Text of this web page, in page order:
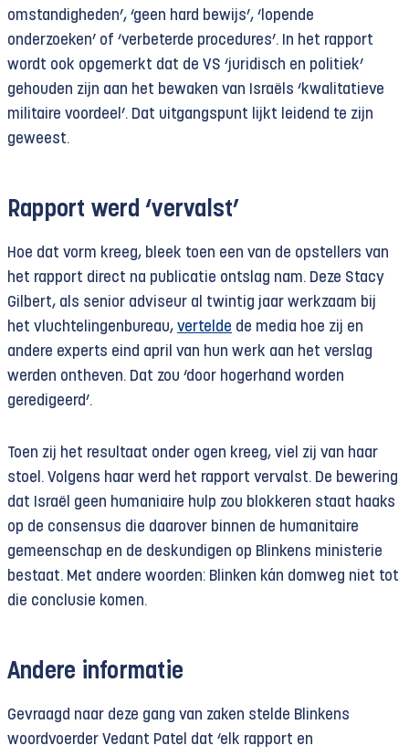
omstandigheden’, ‘geen hard bewijs’, ‘lopende
onderzoeken’ of ‘verbeterde procedures’. In het rapport
wordt ook opgemerkt dat de VS ‘juridisch en politiek’
gehouden zijn aan het bewaken van Israëls ‘kwalitatieve
militaire voordeel’. Dat uitgangspunt lijkt leidend te zijn
geweest.
Rapport werd ‘vervalst’
Hoe dat vorm kreeg, bleek toen een van de opstellers van
het rapport direct na publicatie ontslag nam. Deze Stacy
Gilbert, als senior adviseur al twintig jaar werkzaam bij
het vluchtelingenbureau, vertelde de media hoe zij en
andere experts eind april van hun werk aan het verslag
werden ontheven. Dat zou ‘door hogerhand worden
geredigeerd’.
Toen zij het resultaat onder ogen kreeg, viel zij van haar
stoel. Volgens haar werd het rapport vervalst. De bewering
dat Israël geen humaniaire hulp zou blokkeren staat haaks
op de consensus die daarover binnen de humanitaire
gemeenschap en de deskundigen op Blinkens ministerie
bestaat. Met andere woorden: Blinken kán domweg niet tot
die conclusie komen.
Andere informatie
Gevraagd naar deze gang van zaken stelde Blinkens
woordvoerder Vedant Patel dat ‘elk rapport en